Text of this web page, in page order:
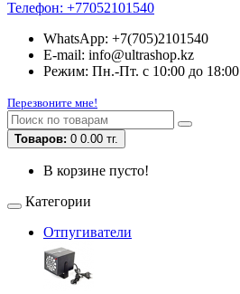
Телефон: +77052101540
WhatsApp: +7(705)2101540
E-mail: info@ultrashop.kz
Режим: Пн.-Пт. с 10:00 до 18:00
Перезвоните мне!
Товаров: 0 0.00 тг.
В корзине пусто!
Категории
Отпугиватели